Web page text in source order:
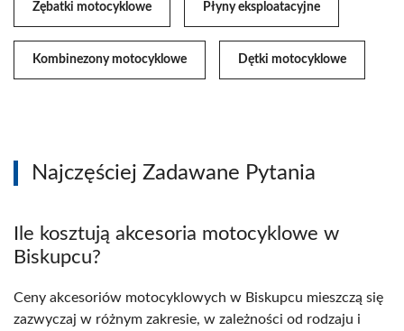
Zębatki motocyklowe Płyny eksploatacyjne
Kombinezony motocyklowe Dętki motocyklowe
Najczęściej Zadawane Pytania
Ile kosztują akcesoria motocyklowe w
Biskupcu?
Ceny akcesoriów motocyklowych w Biskupcu mieszczą się
zazwyczaj w różnym zakresie, w zależności od rodzaju i